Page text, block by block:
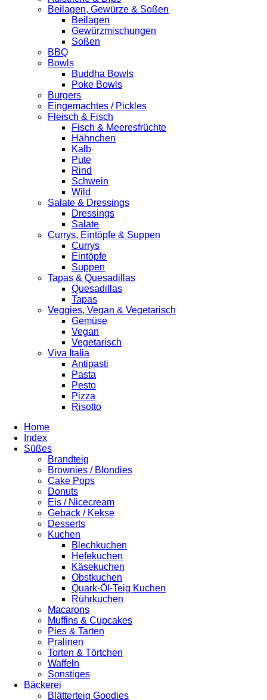
Beilagen, Gewürze & Soßen
Beilagen
Gewürzmischungen
Soßen
BBQ
Bowls
Buddha Bowls
Poke Bowls
Burgers
Eingemachtes / Pickles
Fleisch & Fisch
Fisch & Meeresfrüchte
Hähnchen
Kalb
Pute
Rind
Schwein
Wild
Salate & Dressings
Dressings
Salate
Currys, Eintöpfe & Suppen
Currys
Eintöpfe
Suppen
Tapas & Quesadillas
Quesadillas
Tapas
Veggies, Vegan & Vegetarisch
Gemüse
Vegan
Vegetarisch
Viva Italia
Antipasti
Pasta
Pesto
Pizza
Risotto
Home
Index
Süßes
Brandteig
Brownies / Blondies
Cake Pops
Donuts
Eis / Nicecream
Gebäck / Kekse
Desserts
Kuchen
Blechkuchen
Hefekuchen
Käsekuchen
Obstkuchen
Quark-Öl-Teig Kuchen
Rührkuchen
Macarons
Muffins & Cupcakes
Pies & Tarten
Pralinen
Torten & Törtchen
Waffeln
Sonstiges
Bäckerei
Blätterteig Goodies